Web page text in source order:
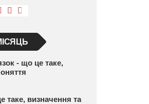
- що це таке,
таке, визначення та